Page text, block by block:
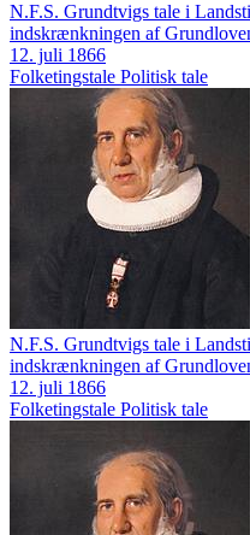
N.F.S. Grundtvigs tale i
indskrænkningen af
12. juli 1866
Folketingstale Politisk tale
N.F.S. Grundtvigs tale i
indskrænkningen af
12. juli 1866
Folketingstale Politisk tale